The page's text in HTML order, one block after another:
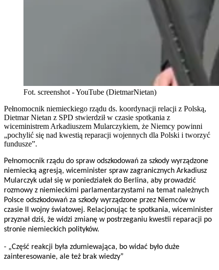
Fot. screenshot - YouTube (DietmarNietan)
Pełnomocnik niemieckiego rządu ds. koordynacji relacji z Polską,
Dietmar Nietan z SPD stwierdził w czasie spotkania z
wiceministrem Arkadiuszem Mularczykiem, że Niemcy powinni
„pochylić się nad kwestią reparacji wojennych dla Polski i tworzyć
fundusze”.
Pełnomocnik rządu do spraw odszkodowań za szkody wyrządzone
niemiecką agresją, wiceminister spraw zagranicznych Arkadiusz
Mularczyk udał się w poniedziałek do Berlina, aby prowadzić
rozmowy z niemieckimi parlamentarzystami na temat należnych
Polsce odszkodowań za szkody wyrządzone przez Niemców w
czasie II wojny światowej. Relacjonując te spotkania, wiceminister
przyznał dziś, że widzi zmianę w postrzeganiu kwestii reparacji po
stronie niemieckich polityków.
- „Część reakcji była zdumiewająca, bo widać było duże
zainteresowanie, ale też brak wiedzy”